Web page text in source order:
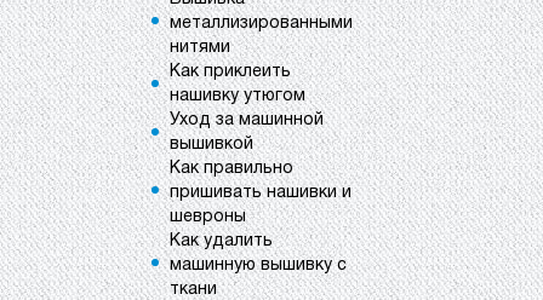
металлизированными
нитями
Как приклеить
нашивку утюгом
Уход за машинной
вышивкой
Как правильно
пришивать нашивки и
шевроны
Как удалить
машинную вышивку с
ткани